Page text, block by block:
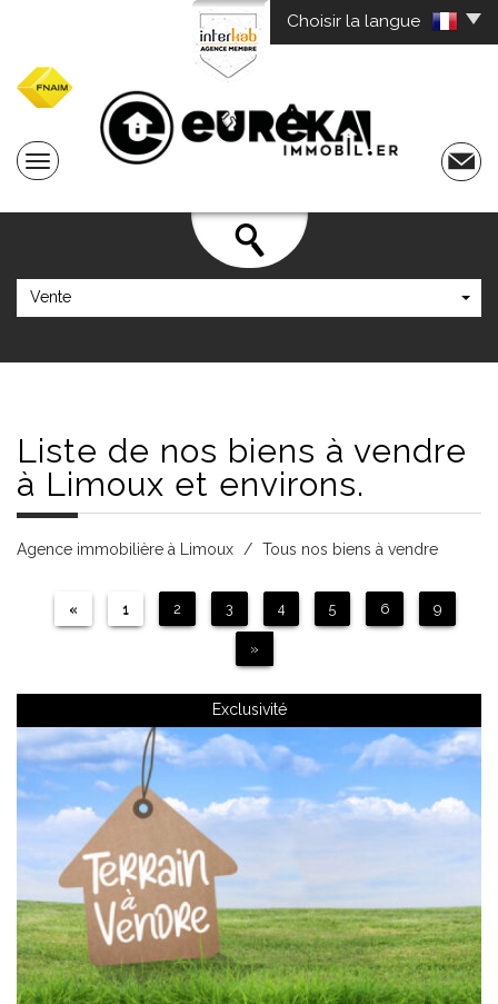
Choisir la langue
Vente
Liste de nos biens à vendre
à Limoux et environs.
Agence immobilière à Limoux Tous nos biens à vendre
« 1 2 3 4 5 6 9
»
Exclusivité